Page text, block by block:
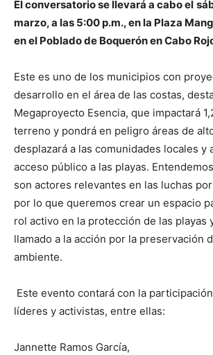
El conversatorio se llevará a cabo el
marzo, a las 5:00 p.m., en la Plaza
en el Poblado de Boquerón en Cabo
Este es uno de los municipios con
desarrollo en el área de las costas,
Megaproyecto Esencia, que impactará
terreno y pondrá en peligro áreas de
desplazará a las comunidades locales y
acceso público a las playas.
son actores relevantes en las luchas
por lo que queremos crear un espacio
rol activo en la protección de las playas
llamado a la acción por la preservación
ambiente.
Este evento contará con la
líderes y activistas, entre ellas:
Jannette Ramos García,